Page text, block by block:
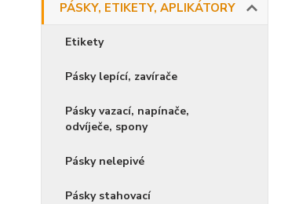
PÁSKY, ETIKETY, APLIKÁTORY
Etikety
Pásky lepící, zavírače
Pásky vazací, napínače,
odvíječe, spony
Pásky nelepivé
Pásky stahovací